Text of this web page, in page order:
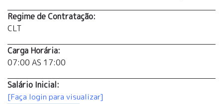
Regime de Contratação:
CLT
Carga Horária:
07:00 AS 17:00
Salário Inicial:
[Faça login para visualizar]